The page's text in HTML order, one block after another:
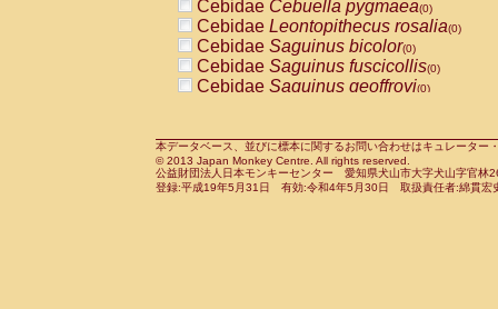
CercopithecidaeCercocebus
CercopithecidaeCercocebus
CercopithecidaeCercocebus
CercopithecidaeCercocebus
CercopithecidaeCercocebushybrid
CercopithecidaePapio anubis(0)
CercopithecidaePapio cynocephalus
CercopithecidaePapio hamadryas(0)
Cebidae Cebuella pygmaea(0)
Cebidae Leontopithecus rosalia(0)
Cebidae Saguinus bicolor(0)
Cebidae Saguinus fuscicollis(0)
Cebidae Saguinus geoffroyi(0)
CebidaeSaguinus leucopus(0)
CebidaeSaguinus midas(0)
Cebidae Saguinus mystax(0)
本データベース、並びに標本に関するお問い合わせはキュレータ
© 2013 Japan Monkey Centre. All rights reserved.
公益財団法人日本モンキーセンター 愛知県犬山市大字犬山字官
登録:平成19年5月31日 有効:令和4年5月30日 取扱責任者:綿貫宏